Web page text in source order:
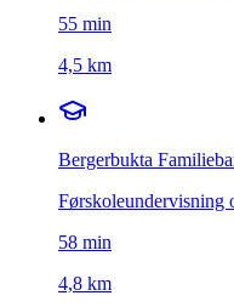
55 min
4,5 km
Bergerbukta
Førskoleundervisning
58 min
4,8 km